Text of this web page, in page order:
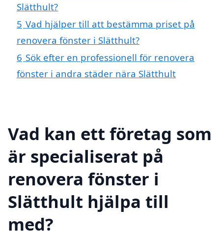
Slätthult?
5 Vad hjälper till att bestämma priset på
renovera fönster i Slätthult?
6 Sök efter en professionell för renovera
fönster i andra städer nära Slätthult
Vad kan ett företag som
är specialiserat på
renovera fönster i
Slätthult hjälpa till
med?